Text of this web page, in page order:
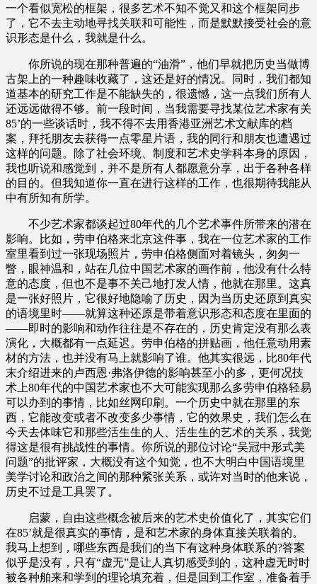
一个看似宽松的框架，很多艺术不知不觉又和这个框架同步
了，它不去主动地寻找关联和可能性，而是默默接受社会的意
识形态是什么，我就是什么。
你所说的现在那种普遍的“油滑”，他们早就把历史当做博
古架上的一种趣味收藏了，这还是好的情况。同时，我们都知
道基本的研究工作是不能缺失的，很遗憾，这一点我们所有人
还远远做得不够。前一段时间，当我需要寻找某位艺术家有关
85’的一些谈话时，我不得不去用香港亚洲艺术文献库的档
案，拜托朋友去获得一点零星片语，我的同行和朋友也遭遇过
这样的问题。除了社会环境、制度和艺术史学科本身的原因，
我也听说和感觉到，并不是所有人都愿意分享，出于各种各样
的目的。但我知道你一直在进行这样的工作，也很期待我能从
中有所知有所学。
不少艺术家都谈起过80年代的几个艺术事件所带来的潜在
影响。比如，劳申伯格来北京这件事，我在一位艺术家的工作
室里看到过一张现场照片，劳申伯格侧面对着镜头，匆匆一
瞥，眼神温和，站在几位中国艺术家的画作前，他没有什么特
意的态度，但也不是事不关己地打发人情，他就在那里。这真
是一张好照片，它很好地隐喻了历史，因为当历史还原到真实
的语境里时——就算这种还原是带着意识形态和态度在里面的
——即时的影响和动作往往是不存在的，历史肯定没有那么表
演化，大概都有一点延迟。劳申伯格的拼贴画，他任意动用素
材的方法，也并没有马上就影响了谁。他其实很远，比80年代
末介绍进来的卢西恩·弗洛伊德的影响甚至小的多，更何况技
术上80年代的中国艺术家也不大可能实现那么多劳申伯格轻易
可以办到的事情，比如丝网印刷。一个历史中就在那里的东
西，它能改变或者不改变多少事情，它的效果史，我们怎么在
今天去体味它和那些活生生的人、活生生的艺术的关系，我觉
得这是很有挑战性的事情。你所说的那位讨论“吴冠中形式美
问题”的批评家，大概没有这个知觉，也不大明白中国语境里
美学讨论和政治之间的那种紧张关系，或许对当时的他来说，
历史不过是工具罢了。
启蒙，自由这些概念被后来的艺术史价值化了，其实它们
在85’就是很真实的事情，是和艺术家的身体直接关联着的。
我马上想到，哪些东西是我们的当下有这种身体联系的?答案
似乎是没有，只有“虚无”是让人真切感受到的，这种虚无时时
被各种舶来和学到的理论填充着，但是回到工作室，准备着手